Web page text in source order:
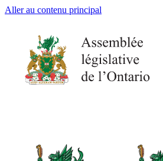
Aller au contenu principal